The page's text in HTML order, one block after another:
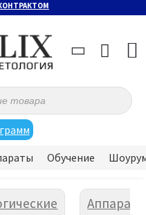
Обучение